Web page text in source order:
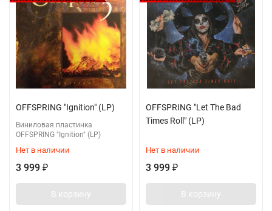
OFFSPRING "Ignition" (LP)
Виниловая пластинка
OFFSPRING "Ignition" (LP)
Нет в наличии
3 999 ₽
В корзину
OFFSPRING "Let The Bad
Times Roll" (LP)
Нет в наличии
3 999 ₽
В корзину